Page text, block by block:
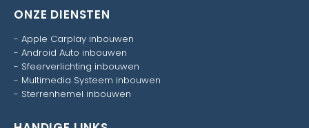
ONZE DIENSTEN
- Apple Carplay inbouwen
- Android Auto inbouwen
- Sfeerverlichting inbouwen
- Multimedia Systeem inbouwen
- Sterrenhemel inbouwen